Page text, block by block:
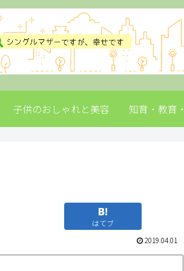
子供のおしゃれと美容 知育・教育
はてブ
2019.04.01